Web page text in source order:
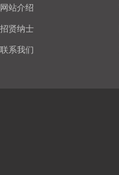
网站介绍
招贤纳士
联系我们